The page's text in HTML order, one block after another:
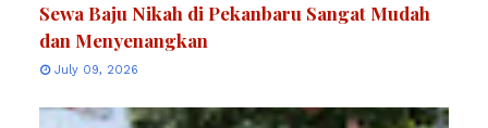
Sewa Baju Nikah di Pekanbaru Sangat Mudah
dan Menyenangkan
July 09, 2026